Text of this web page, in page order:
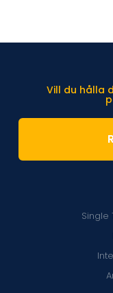
Vill du hålla